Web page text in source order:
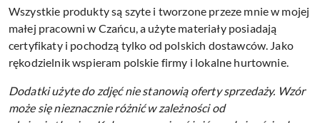
Wszystkie produkty są szyte i tworzone przeze mnie w mojej
małej pracowni w Czańcu, a użyte materiały posiadają
certyfikaty i pochodzą tylko od polskich dostawców. Jako
rękodzielnik wspieram polskie firmy i lokalne hurtownie.
Dodatki użyte do zdjęć nie stanowią oferty sprzedaży. Wzór
może się nieznacznie różnić w zależności od